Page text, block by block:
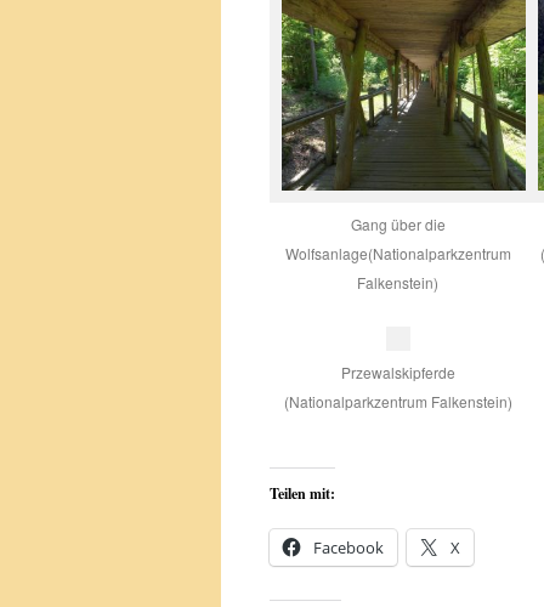
Gang über die
Wolfsanlage(Nationalparkzentrum
Falkenstein)
Przewalskipferde
(Nationalparkzentrum Falkenstein)
Teilen mit:
Facebook X